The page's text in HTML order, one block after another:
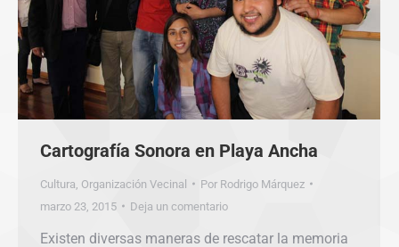
Cartografía Sonora en Playa Ancha
Cultura Organización Vecinal Por Rodrigo Márquez
marzo 23, 2015
Deja un comentario
Existen diversas maneras de rescatar la memoria